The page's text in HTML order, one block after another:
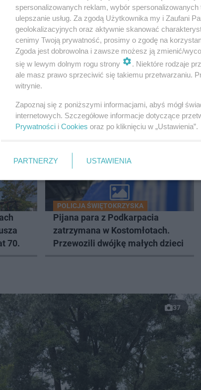
wybuchu ognia.
w Kielcach. Winowajcą zniszczona
KIELCE
70.
POLICJA ŚWIĘTOKRZYSKA
Pijana para z Podkarpacia
zatrzymana w Kostomłotach.
Przewozili dwójkę małych dzieci
37
spersonalizowanych reklam, wybór
ulepszanie usług. Za zgodą Użytkownika my i Zaufani
geolokalizacyjnych oraz aktywnie skanować
cenimy Twoją prywatność, prosimy o zgodę na
Zgoda jest dobrowolna i zawsze możesz ją zmienić/
się w lewym dolnym rogu strony
. Niektóre rodzaje
ale masz prawo sprzeciwić się takiemu przetwarzaniu.
witrynie.
Zapoznaj się z poniższymi informacjami, abyś mógł
internetowych. Szczegółowe informacje dotyczące
Prywatności i Cookies oraz po kliknięciu w „Ustawienia”.
PARTNERZY USTAWIENIA